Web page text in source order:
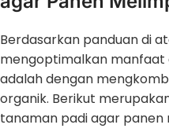
Berdasarkan panduan di
mengoptimalkan
adalah dengan
organik. Berikut
tanaman padi agar panen